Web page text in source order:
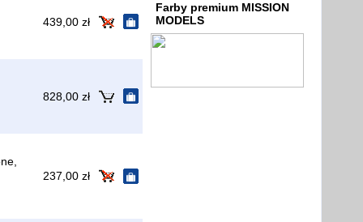
439,00 zł
828,00 zł
237,00 zł
Farby premium MISSION
MODELS